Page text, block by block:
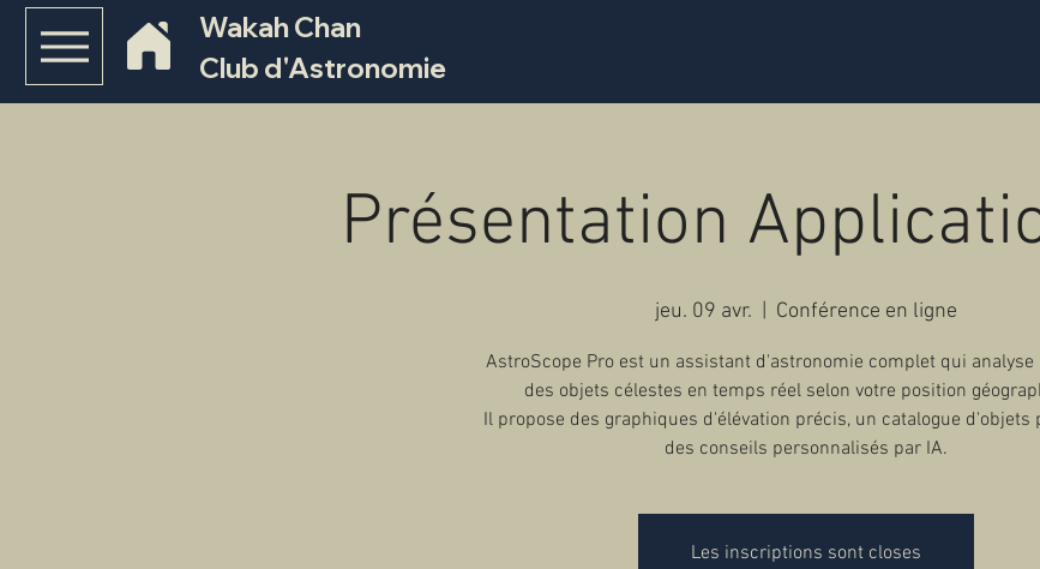
Wakah Chan
Club d'Astronomie
Présentation
jeu. 09 avr. Conférence en ligne
AstroScope Pro est un assistant d'astronomie complet qui
des objets célestes en temps réel selon votre position
Il propose des graphiques d'élévation précis, un catalogue d'objets
des conseils personnalisés par IA.
Les inscriptions sont closes